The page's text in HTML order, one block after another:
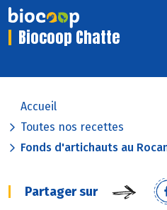
Biocoop Chatte
Accueil
Toutes nos recettes
Fonds d'artichauts au
Partager sur